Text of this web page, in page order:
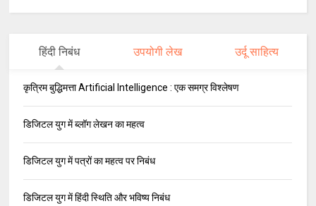
हिंदी निबंध उपयोगी लेख उर्दू साहित्य
कृत्रिम बुद्धिमत्ता Artificial Intelligence : एक समग्र विश्लेषण
डिजिटल युग में ब्लॉग लेखन का महत्व
डिजिटल युग में पत्रों का महत्व पर निबंध
डिजिटल युग में हिंदी स्थिति और भविष्य निबंध